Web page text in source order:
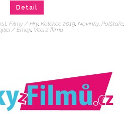
Detail
, Filmy / Hry, Kolekce 2019, Novinky, Polštáře,
/ Emoji, Veci z filmu